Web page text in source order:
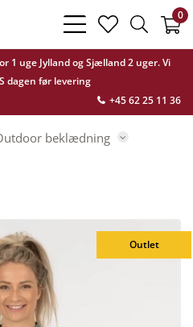
1 uge Jylland og Sjælland 2 uger. Vi
dagen før levering
+45 62 25 11 36
bars
light
heart
light
search
light
0
beklædning
Outlet